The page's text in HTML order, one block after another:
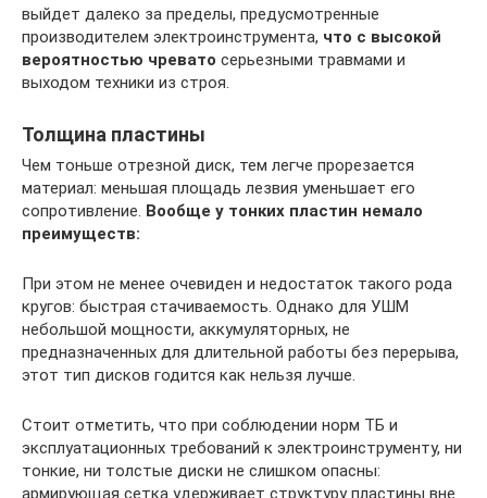
выйдет далеко за пределы, предусмотренные
производителем электроинструмента, что с высокой
вероятностью чревато серьезными травмами и
выходом техники из строя.
Толщина пластины
Чем тоньше отрезной диск, тем легче прорезается
материал: меньшая площадь лезвия уменьшает его
сопротивление. Вообще у тонких пластин немало
преимуществ:
При этом не менее очевиден и недостаток такого рода
кругов: быстрая стачиваемость. Однако для УШМ
небольшой мощности, аккумуляторных, не
предназначенных для длительной работы без перерыва,
этот тип дисков годится как нельзя лучше.
Стоит отметить, что при соблюдении норм ТБ и
эксплуатационных требований к электроинструменту, ни
тонкие, ни толстые диски не слишком опасны:
армирующая сетка удерживает структуру пластины вне